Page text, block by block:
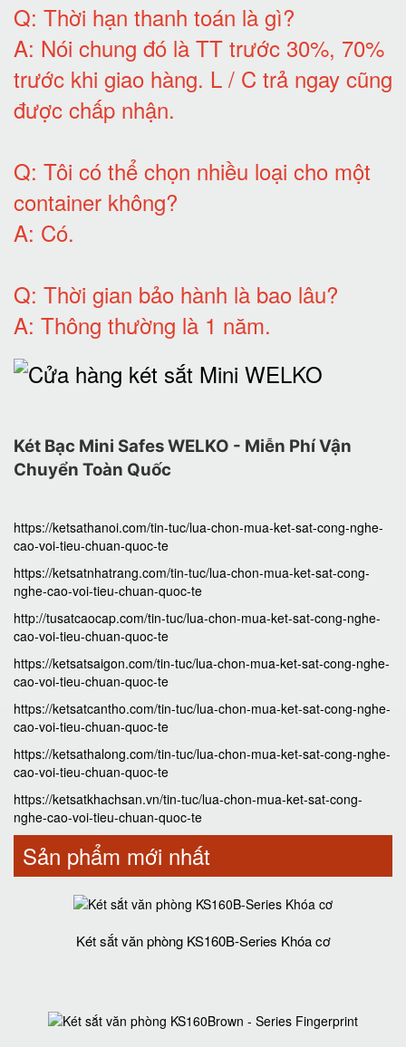
Q: Thời hạn thanh toán là gì?
A: Nói chung đó là TT trước 30%, 70%
trước khi giao hàng. L / C trả ngay cũng
được chấp nhận.
Q: Tôi có thể chọn nhiều loại cho một
container không?
A: Có.
Q: Thời gian bảo hành là bao lâu?
A: Thông thường là 1 năm.
Két Bạc Mini Safes WELKO - Miễn Phí Vận
Chuyển Toàn Quốc
https://ketsathanoi.com/tin-tuc/lua-chon-mua-ket-sat-cong-nghe-
cao-voi-tieu-chuan-quoc-te
https://ketsatnhatrang.com/tin-tuc/lua-chon-mua-ket-sat-cong-
nghe-cao-voi-tieu-chuan-quoc-te
http://tusatcaocap.com/tin-tuc/lua-chon-mua-ket-sat-cong-nghe-
cao-voi-tieu-chuan-quoc-te
https://ketsatsaigon.com/tin-tuc/lua-chon-mua-ket-sat-cong-nghe-
cao-voi-tieu-chuan-quoc-te
https://ketsatcantho.com/tin-tuc/lua-chon-mua-ket-sat-cong-nghe-
cao-voi-tieu-chuan-quoc-te
https://ketsathalong.com/tin-tuc/lua-chon-mua-ket-sat-cong-nghe-
cao-voi-tieu-chuan-quoc-te
https://ketsatkhachsan.vn/tin-tuc/lua-chon-mua-ket-sat-cong-
nghe-cao-voi-tieu-chuan-quoc-te
Sản phẩm mới nhất
Két sắt văn phòng KS160B-Series Khóa cơ